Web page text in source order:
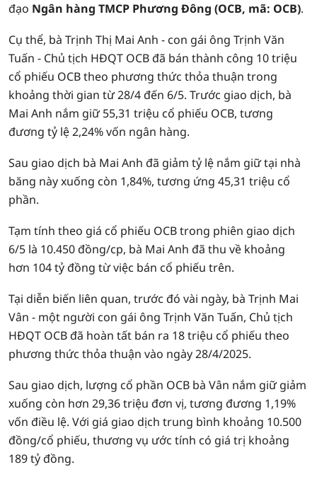
đạo Ngân hàng TMCP Phương Đông (OCB, mã: OCB).
Cụ thể, bà Trịnh Thị Mai Anh - con gái ông Trịnh Văn
Tuấn - Chủ tịch HĐQT OCB đã bán thành công 10 triệu
cổ phiếu OCB theo phương thức thỏa thuận trong
khoảng thời gian từ 28/4 đến 6/5. Trước giao dịch, bà
Mai Anh nắm giữ 55,31 triệu cổ phiếu OCB, tương
đương tỷ lệ 2,24% vốn ngân hàng.
Sau giao dịch bà Mai Anh đã giảm tỷ lệ nắm giữ tại nhà
băng này xuống còn 1,84%, tương ứng 45,31 triệu cổ
phần.
Tạm tính theo giá cổ phiếu OCB trong phiên giao dịch
6/5 là 10.450 đồng/cp, bà Mai Anh đã thu về khoảng
hơn 104 tỷ đồng từ việc bán cổ phiếu trên.
Tại diễn biến liên quan, trước đó vài ngày, bà Trịnh Mai
Vân - một người con gái ông Trịnh Văn Tuấn, Chủ tịch
HĐQT OCB đã hoàn tất bán ra 18 triệu cổ phiếu theo
phương thức thỏa thuận vào ngày 28/4/2025.
Sau giao dịch, lượng cổ phần OCB bà Vân nắm giữ giảm
xuống còn hơn 29,36 triệu đơn vị, tương đương 1,19%
vốn điều lệ. Với giá giao dịch trung bình khoảng 10.500
đồng/cổ phiếu, thương vụ ước tính có giá trị khoảng
189 tỷ đồng.